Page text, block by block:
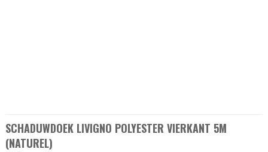
SCHADUWDOEK LIVIGNO POLYESTER VIERKANT 5M
(NATUREL)